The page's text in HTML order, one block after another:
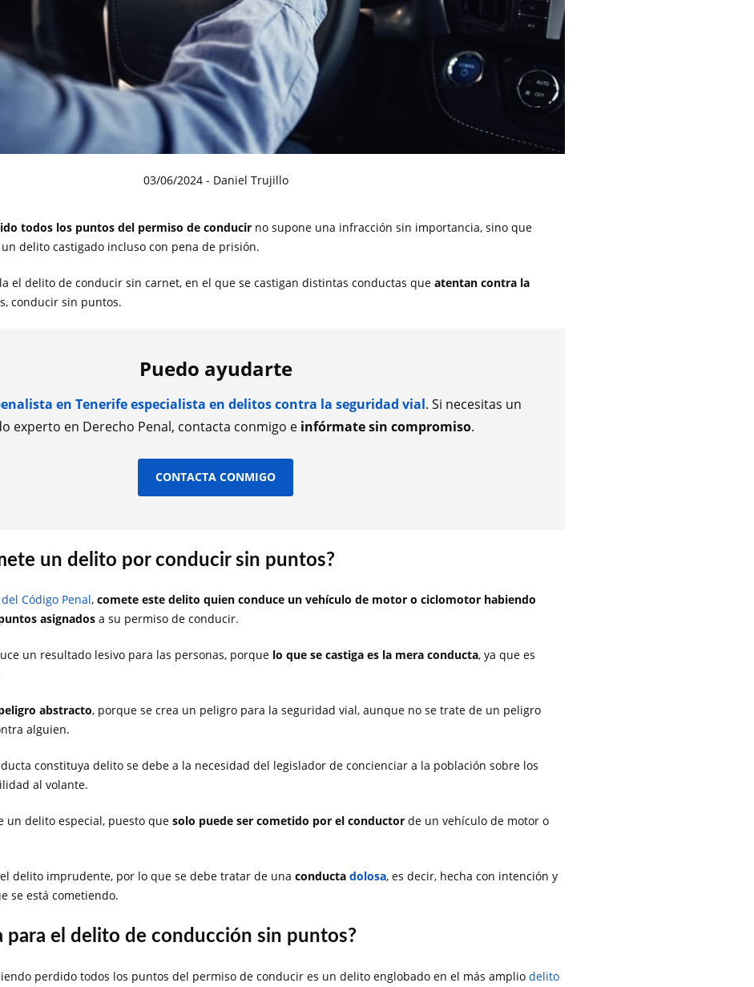
03/06/2024- Daniel Trujillo
todos los puntos del permiso de conducir no supone una infracción sin importancia, sino que
delito castigado incluso con pena de prisión.
el delito de conducir sin carnet, en el que se castigan distintas conductas que atentan contra la
conducir sin puntos.
Puedo ayudarte
en Tenerife especialista en delitos contra la seguridad vial. Si necesitas un
experto en Derecho Penal, contacta conmigo e infórmate sin compromiso.
CONTACTA CONMIGO
un delito por conducir sin puntos?
Código Penal, comete este delito quien conduce un vehículo de motor o ciclomotor habiendo
asignados a su permiso de conducir.
un resultado lesivo para las personas, porque lo que se castiga es la mera conducta, ya que es
abstracto, porque se crea un peligro para la seguridad vial, aunque no se trate de un peligro
alguien.
constituya delito se debe a la necesidad del legislador de concienciar a la población sobre los
al volante.
un delito especial, puesto que solo puede ser cometido por el conductor de un vehículo de motor o
delito imprudente, por lo que se debe tratar de una conducta dolosa, es decir, hecha con intención y
se está cometiendo.
para el delito de conducción sin puntos?
perdido todos los puntos del permiso de conducir es un delito englobado en el más amplio delito